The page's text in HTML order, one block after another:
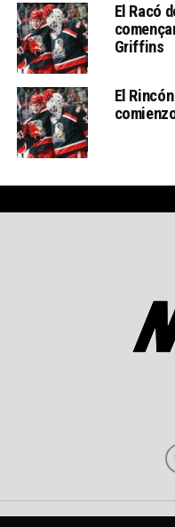
El Racó
Griffins
El